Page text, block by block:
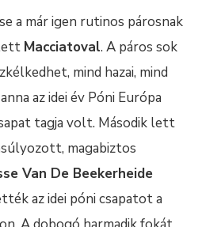
a már igen rutinos párosnak
Macciatoval. A páros sok
mind hazai, mind
az idei év Póni Európa
tagja volt. Második lett
magabiztos
Van De Beekerheide
az idei póni csapatot a